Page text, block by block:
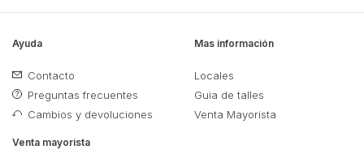
Ayuda
Contacto
Preguntas frecuentes
Cambios y devoluciones
Mas información
Locales
Guia de talles
Venta Mayorista
Venta mayorista